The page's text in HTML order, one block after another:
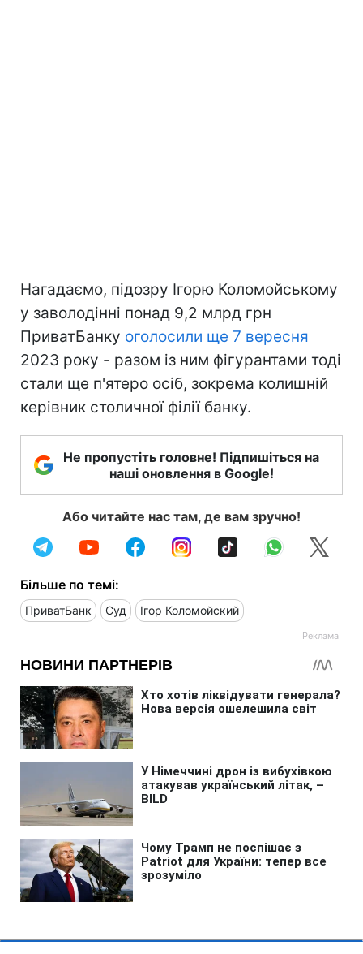
Нагадаємо, підозру Ігорю Коломойському
у заволодінні понад 9,2 млрд грн
ПриватБанку оголосили ще 7 вересня
2023 року - разом із ним фігурантами тоді
стали ще п'ятеро осіб, зокрема колишній
керівник столичної філії банку.
Не пропустіть головне! Підпишіться на
наші оновлення в Google!
Або читайте нас там, де вам зручно!
Більше по темі:
ПриватБанк Суд Ігор Коломойский